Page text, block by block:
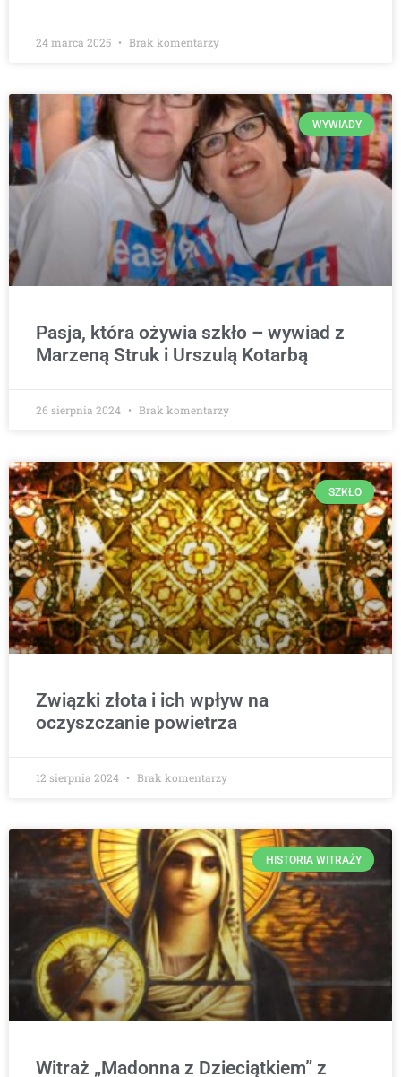
24 marca 2025 Brak komentarzy
WYWIADY
Pasja, która ożywia szkło – wywiad z
Marzeną Struk i Urszulą Kotarbą
26 sierpnia 2024 Brak komentarzy
SZKŁO
Związki złota i ich wpływ na
oczyszczanie powietrza
12 sierpnia 2024 Brak komentarzy
HISTORIA WITRAŻY
Witraż „Madonna z Dzieciątkiem” z